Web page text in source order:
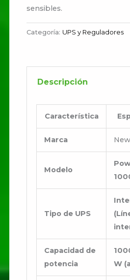
sensibles.
Categoría: UPS y Reguladores
Descripción
Característica
Marca
Modelo
Tipo de UPS
Capacidad de
potencia
W